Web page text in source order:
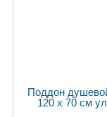
Поддон
120 x 70 см